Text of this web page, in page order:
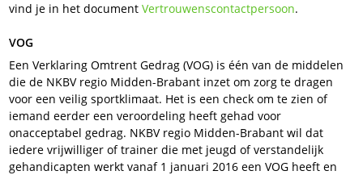
vind je in het document Vertrouwenscontactpersoon.
VOG
Een Verklaring Omtrent Gedrag (VOG) is één van de middelen
die de NKBV regio Midden-Brabant inzet om zorg te dragen
voor een veilig sportklimaat. Het is een check om te zien of
iemand eerder een veroordeling heeft gehad voor
onacceptabel gedrag. NKBV regio Midden-Brabant wil dat
iedere vrijwilliger of trainer die met jeugd of verstandelijk
gehandicapten werkt vanaf 1 januari 2016 een VOG heeft en